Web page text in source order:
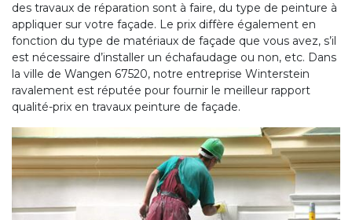
des travaux de réparation sont à faire, du type de peinture à
appliquer sur votre façade. Le prix diffère également en
fonction du type de matériaux de façade que vous avez, s’il
est nécessaire d’installer un échafaudage ou non, etc. Dans
la ville de Wangen 67520, notre entreprise Winterstein
ravalement est réputée pour fournir le meilleur rapport
qualité-prix en travaux peinture de façade.